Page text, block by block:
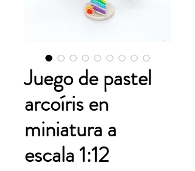
Juego de pastel
arcoíris en
miniatura a
escala 1:12